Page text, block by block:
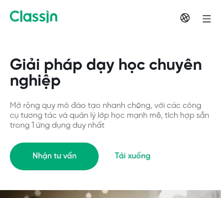
Giải pháp dạy học chuyên
nghiệp
Mở rộng quy mô đào tạo nhanh chóng, với các công
cụ tương tác và quản lý lớp học mạnh mẽ, tích hợp sẵn
trong 1 ứng dụng duy nhất
Nhận tư vấn Tải xuống